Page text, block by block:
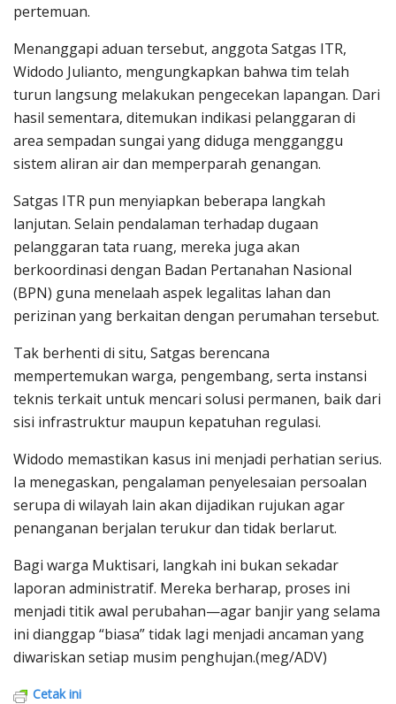
pertemuan.
Menanggapi aduan tersebut, anggota Satgas ITR,
Widodo Julianto, mengungkapkan bahwa tim telah
turun langsung melakukan pengecekan lapangan. Dari
hasil sementara, ditemukan indikasi pelanggaran di
area sempadan sungai yang diduga mengganggu
sistem aliran air dan memperparah genangan.
Satgas ITR pun menyiapkan beberapa langkah
lanjutan. Selain pendalaman terhadap dugaan
pelanggaran tata ruang, mereka juga akan
berkoordinasi dengan Badan Pertanahan Nasional
(BPN) guna menelaah aspek legalitas lahan dan
perizinan yang berkaitan dengan perumahan tersebut.
Tak berhenti di situ, Satgas berencana
mempertemukan warga, pengembang, serta instansi
teknis terkait untuk mencari solusi permanen, baik dari
sisi infrastruktur maupun kepatuhan regulasi.
Widodo memastikan kasus ini menjadi perhatian serius.
Ia menegaskan, pengalaman penyelesaian persoalan
serupa di wilayah lain akan dijadikan rujukan agar
penanganan berjalan terukur dan tidak berlarut.
Bagi warga Muktisari, langkah ini bukan sekadar
laporan administratif. Mereka berharap, proses ini
menjadi titik awal perubahan—agar banjir yang selama
ini dianggap “biasa” tidak lagi menjadi ancaman yang
diwariskan setiap musim penghujan.(meg/ADV)
Cetak ini